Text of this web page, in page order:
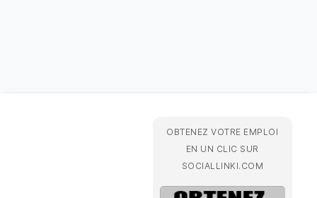
OBTENEZ VOTRE EMPLOI
EN UN CLIC SUR
SOCIALLINKI.COM